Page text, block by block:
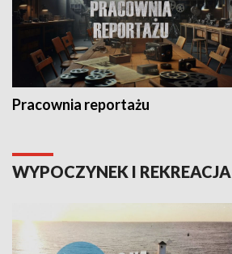
Pracownia reportażu
WYPOCZYNEK I REKREACJA